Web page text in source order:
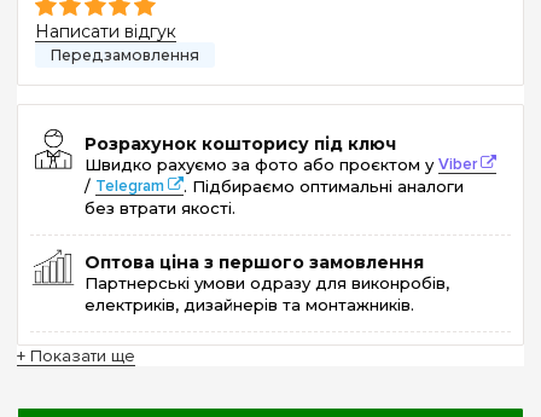
Написати відгук
Розрахунок кошторису під ключ
Швидко рахуємо за фото або проєктом уViber
/ Telegram
. Підбираємо оптимальні аналоги
без втрати якості.
Оптова ціна з першого замовлення
Партнерські умови одразу для виконробів,
електриків, дизайнерів та монтажників.
+ Показати ще